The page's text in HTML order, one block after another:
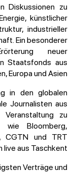
Diskussionen zu
künstlicher
industrieller
Ein besonderer
neuer
Staatsfonds aus
Europa und Asien.
in den globalen
Journalisten aus
zu
wie Bloomberg,
CGTN und TRT
live aus Taschkent.
Verträge und